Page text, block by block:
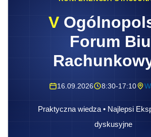
V
Forum
16.09.2026 8:30-17:10
Praktyczna wiedza • Najlepsi
dyskusyjne